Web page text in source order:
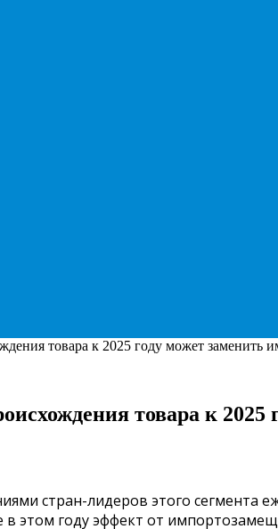
товара к 2025 году может заменить
товара к
стран-лидеров этого сегмента
этом году эффект от